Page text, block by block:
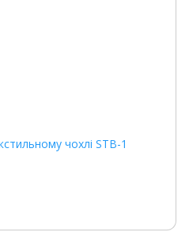
чохлі STB-1